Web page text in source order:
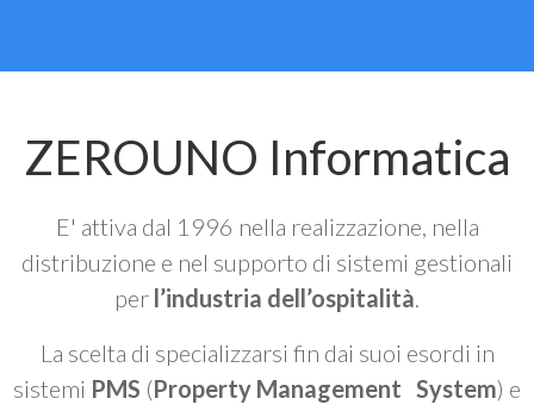
ZEROUNO Informatica
E' attiva dal 1996 nella realizzazione, nella
distribuzione e nel supporto di sistemi gestionali
per l’industria dell’ospitalità
La scelta di specializzarsi fin dai suoi esordi in
sistemi PMS (Property Management System) e